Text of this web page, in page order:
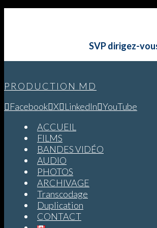
SVP dirigez-
PRODUCTION MD
Facebook X LinkedIn YouTube
ACCUEIL
FILMS
BANDES VIDÉO
AUDIO
PHOTOS
ARCHIVAGE
Transcodage
Duplication
CONTACT